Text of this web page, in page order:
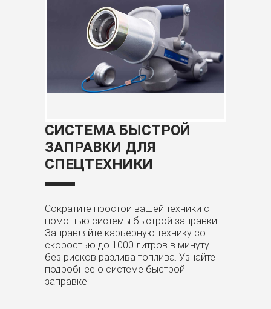
СИСТЕМА БЫСТРОЙ
ЗАПРАВКИ ДЛЯ
СПЕЦТЕХНИКИ
Сократите простои вашей техники с
помощью системы быстрой заправки.
Заправляйте карьерную технику со
скоростью до 1000 литров в минуту
без рисков разлива топлива. Узнайте
подробнее о системе быстрой
заправке.